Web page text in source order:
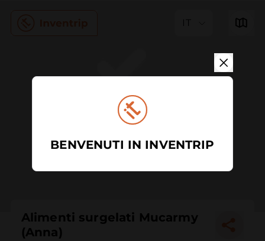
IT
Alimenti surgelati Mucarmy
(Anna)
BENVENUTI IN INVENTRIP